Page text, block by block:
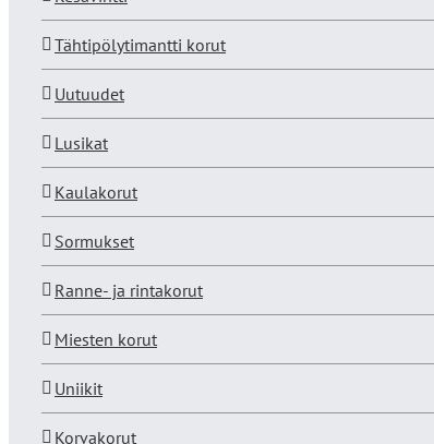
Tähtipölytimantti korut
Uutuudet
Lusikat
Kaulakorut
Sormukset
Ranne- ja rintakorut
Miesten korut
Uniikit
Korvakorut